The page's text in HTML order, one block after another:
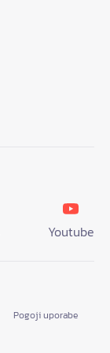
Youtube
Pogoji uporabe